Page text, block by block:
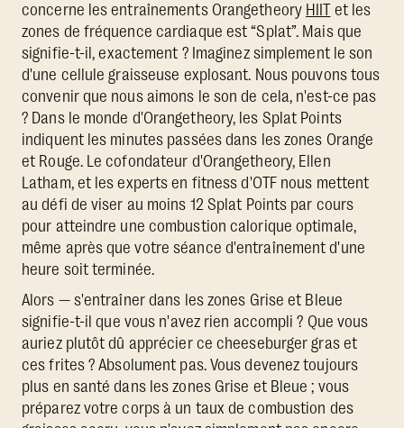
concerne les entraînements Orangetheory HIITet les
zones de fréquence cardiaque est “Splat”. Mais que
signifie-t-il, exactement ? Imaginez simplement le son
d'une cellule graisseuse explosant. Nous pouvons tous
convenir que nous aimons le son de cela, n'est-ce pas
? Dans le monde d'Orangetheory, les Splat Points
indiquent les minutes passées dans les zones Orange
et Rouge. Le cofondateur d'Orangetheory, Ellen
Latham, et les experts en fitness d'OTF nous mettent
au défi de viser au moins 12 Splat Points par cours
pour atteindre une combustion calorique optimale,
même après que votre séance d'entraînement d'une
heure soit terminée.
Alors — s'entraîner dans les zones Grise et Bleue
signifie-t-il que vous n'avez rien accompli ? Que vous
auriez plutôt dû apprécier ce cheeseburger gras et
ces frites ? Absolument pas. Vous devenez toujours
plus en santé dans les zones Grise et Bleue ; vous
préparez votre corps à un taux de combustion des